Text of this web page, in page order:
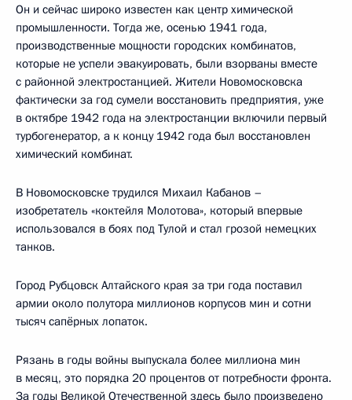
Он и сейчас широко известен как центр химической
промышленности. Тогда же, осенью 1941 года,
производственные мощности городских комбинатов,
которые не успели эвакуировать, были взорваны вместе
с районной электростанцией. Жители Новомосковска
фактически за год сумели восстановить предприятия, уже
в октябре 1942 года на электростанции включили первый
турбогенератор, а к концу 1942 года был восстановлен
химический комбинат.
В Новомосковске трудился Михаил Кабанов –
изобретатель «коктейля Молотова», который впервые
использовался в боях под Тулой и стал грозой немецких
танков.
Город Рубцовск Алтайского края за три года поставил
армии около полутора миллионов корпусов мин и сотни
тысяч сапёрных лопаток.
Рязань в годы войны выпускала более миллиона мин
в месяц, это порядка 20 процентов от потребности фронта.
За годы Великой Отечественной здесь было произведено